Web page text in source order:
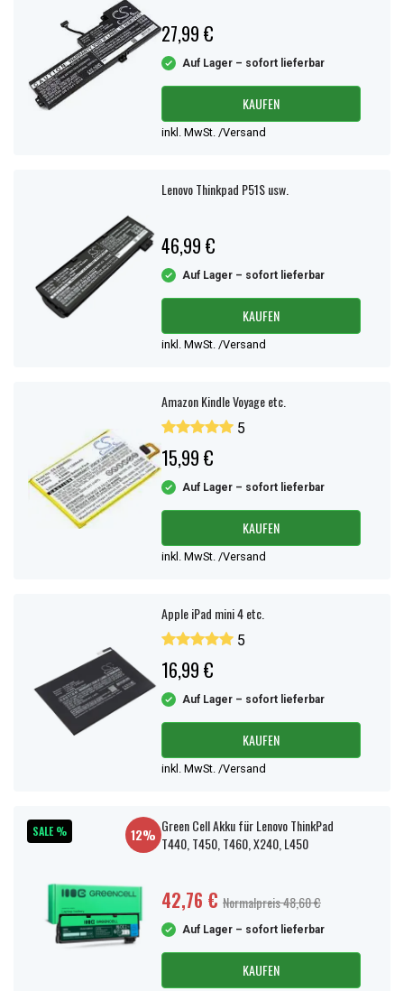
27,99 €
Auf Lager – sofort lieferbar
KAUFEN
inkl. MwSt. /Versand
Lenovo Thinkpad P51S usw.
46,99 €
Auf Lager – sofort lieferbar
KAUFEN
inkl. MwSt. /Versand
Amazon Kindle Voyage etc.
5
15,99 €
Auf Lager – sofort lieferbar
KAUFEN
inkl. MwSt. /Versand
Apple iPad mini 4 etc.
5
16,99 €
Auf Lager – sofort lieferbar
KAUFEN
inkl. MwSt. /Versand
SALE % 12% Green Cell Akku für Lenovo ThinkPad
T440, T450, T460, X240, L450
42,76 € Normalpreis 48,60 €
Auf Lager – sofort lieferbar
KAUFEN